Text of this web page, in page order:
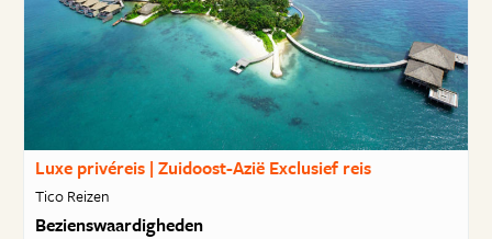
Luxe privéreis | Zuidoost-Azië Exclusief reis
Tico Reizen
Bezienswaardigheden